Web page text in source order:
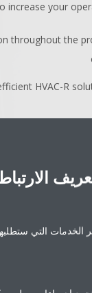
increase your
throughout the
HVAC-R
الخدمات التي